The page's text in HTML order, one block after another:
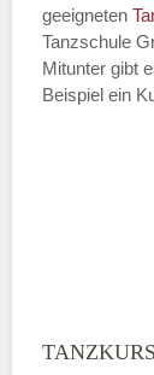
geeigneten
Tanzschule
Mitunter gibt
Beispiel ein